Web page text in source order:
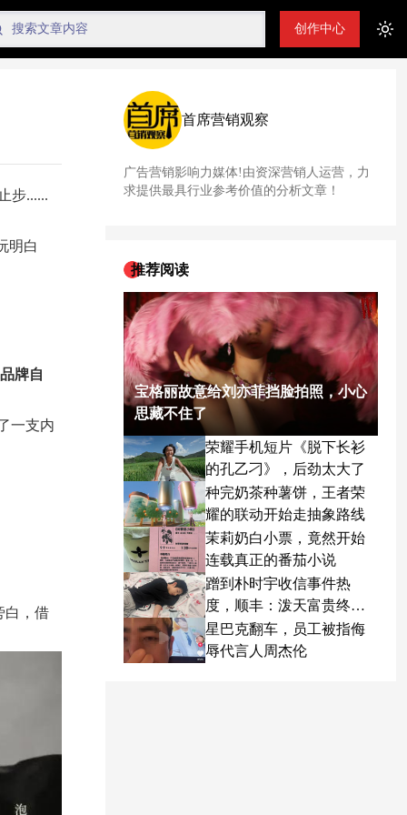
创作中心
步......
明白
牌自
一支内
白，借
首席营销观察
广告营销影响力媒体!由资深营销人运营，力
求提供最具行业参考价值的分析文章！
推荐阅读
宝格丽故意给刘亦菲挡脸拍照，小心
思藏不住了
荣耀手机短片《脱下长衫
的孔乙刁》，后劲太大了
种完奶茶种薯饼，王者荣
耀的联动开始走抽象路线
茉莉奶白小票，竟然开始
连载真正的番茄小说
蹭到朴时宇收信事件热
度，顺丰：泼天富贵终于
轮到我了
星巴克翻车，员工被指侮
辱代言人周杰伦